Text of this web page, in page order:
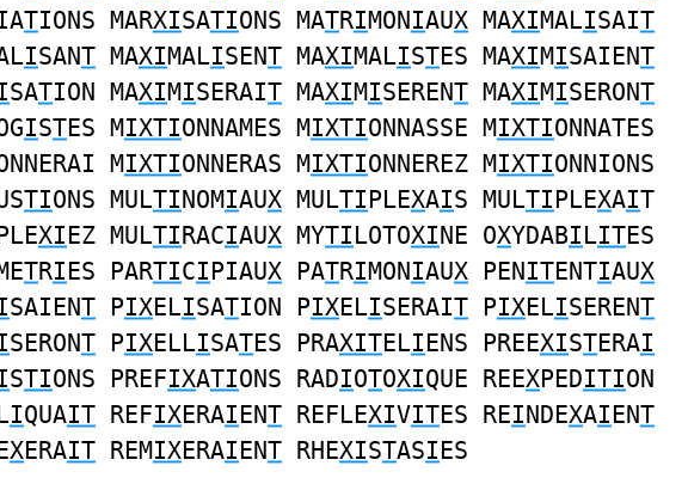
TIONS MARXISATIONS MATRIMONIAUX MAXIMALISAIT
ISANT MAXIMALISENT MAXIMALISTES MAXIMISAIENT
SATION MAXIMISERAIT MAXIMISERENT MAXIMISERONT
ISTES MIXTIONNAMES MIXTIONNASSE MIXTIONNATES
MIXTIONNERAS MIXTIONNEREZ MIXTIONNIONS
TIONS MULTINOMIAUX MULTIPLEXAIS MULTIPLEXAIT
XIEZ MULTIRACIAUX MYTILOTOXINE OXYDABILITES
TRIES PARTICIPIAUX PATRIMONIAUX PENITENTIAUX
SAIENT PIXELISATION PIXELISERAIT PIXELISERENT
SERONT PIXELLISATES PRAXITELIENS PREEXISTERAI
STIONS PREFIXATIONS RADIOTOXIQUE REEXPEDITION
IQUAIT REFIXERAIENT REFLEXIVITES REINDEXAIENT
XERAIT REMIXERAIENT RHEXISTASIES